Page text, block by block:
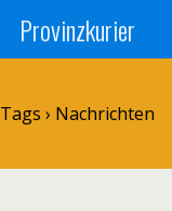
Provinzkurier
Tags › Nachrichten